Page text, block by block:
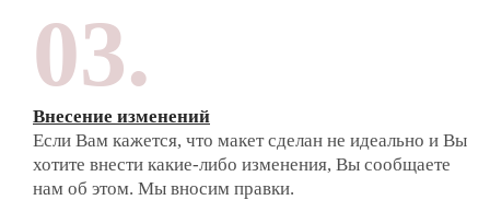
03.
Внесение изменений
Если Вам кажется, что макет сделан не идеально и Вы
хотите внести какие-либо изменения, Вы сообщаете
нам об этом. Мы вносим правки.